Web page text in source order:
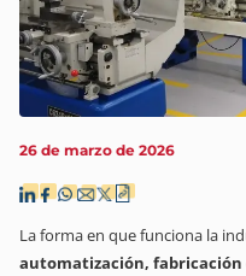
26 de marzo de 2026
La forma en que funciona la
automatización, fabricación